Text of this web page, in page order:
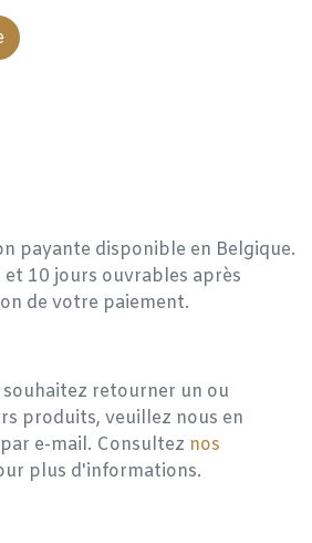
payante disponible en Belgique.
et 10 jours ouvrables après
de votre paiement.
souhaitez retourner un ou
produits, veuillez nous en
e-mail. Consultez nos
plus d'informations.